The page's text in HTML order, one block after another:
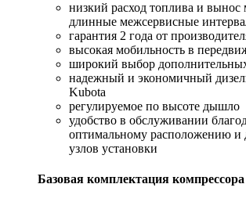
низкий расход топлива и вынос
длинные межсервисные
гарантия 2 года от
высокая мобильность в
широкий выбор
надежный и экономичный
Kubota
регулируемое по высоте дышло
удобство в обслуживании
оптимальному расположению и
узлов установки
Базовая комплектация